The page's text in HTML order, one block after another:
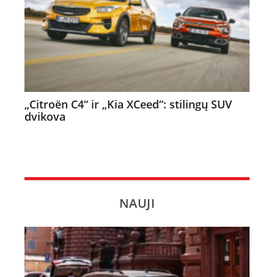
„Citroën C4“ ir „Kia XCeed“: stilingų SUV
dvikova
NAUJI